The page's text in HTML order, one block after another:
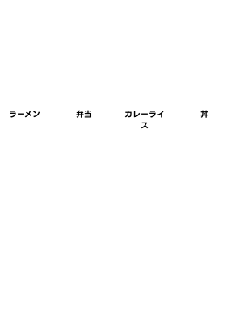
ラーメン 弁当
カレーライ
ス
丼